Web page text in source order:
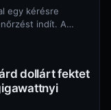
egy kérésre
indít. A
dollárt fektet